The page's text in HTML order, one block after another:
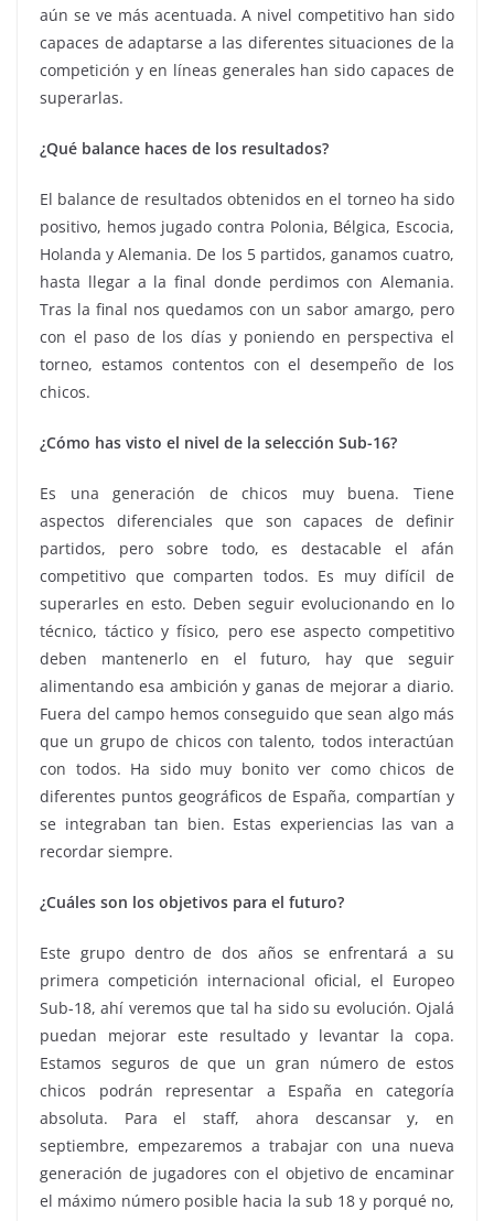
aún se ve más acentuada. A nivel competitivo han sido
capaces de adaptarse a las diferentes situaciones de la
competición y en líneas generales han sido capaces de
superarlas.
¿Qué balance haces de los resultados?
El balance de resultados obtenidos en el torneo ha sido
positivo, hemos jugado contra Polonia, Bélgica, Escocia,
Holanda y Alemania. De los 5 partidos, ganamos cuatro,
hasta llegar a la final donde perdimos con Alemania.
Tras la final nos quedamos con un sabor amargo, pero
con el paso de los días y poniendo en perspectiva el
torneo, estamos contentos con el desempeño de los
chicos.
¿Cómo has visto el nivel de la selección Sub-16?
Es una generación de chicos muy buena. Tiene
aspectos diferenciales que son capaces de definir
partidos, pero sobre todo, es destacable el afán
competitivo que comparten todos. Es muy difícil de
superarles en esto. Deben seguir evolucionando en lo
técnico, táctico y físico, pero ese aspecto competitivo
deben mantenerlo en el futuro, hay que seguir
alimentando esa ambición y ganas de mejorar a diario.
Fuera del campo hemos conseguido que sean algo más
que un grupo de chicos con talento, todos interactúan
con todos. Ha sido muy bonito ver como chicos de
diferentes puntos geográficos de España, compartían y
se integraban tan bien. Estas experiencias las van a
recordar siempre.
¿Cuáles son los objetivos para el futuro?
Este grupo dentro de dos años se enfrentará a su
primera competición internacional oficial, el Europeo
Sub-18, ahí veremos que tal ha sido su evolución. Ojalá
puedan mejorar este resultado y levantar la copa.
Estamos seguros de que un gran número de estos
chicos podrán representar a España en categoría
absoluta. Para el staff, ahora descansar y, en
septiembre, empezaremos a trabajar con una nueva
generación de jugadores con el objetivo de encaminar
el máximo número posible hacia la sub 18 y porqué no,